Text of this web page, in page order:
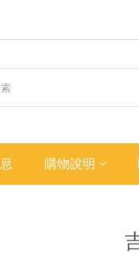
購物說明